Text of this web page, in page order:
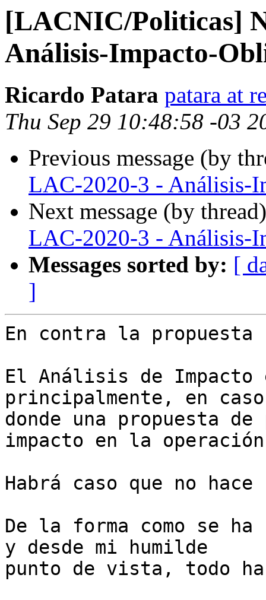
[LACNIC/Politicas]
Análisis-Impacto-
Ricardo Patara patara at
Thu Sep 29 10:48:58 -03
Previous message (by
LAC-2020-3 - Análisis-
Next message (by
LAC-2020-3 - Análisis-
Messages sorted by: [
]
En contra la propuesta
El Análisis de
principalmente, en
donde una propuesta
impacto en la
Habrá caso que no
De la forma como se ha
y desde mi humilde
punto de vista, todo